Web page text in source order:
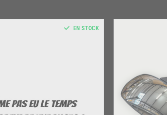
EN STOCK